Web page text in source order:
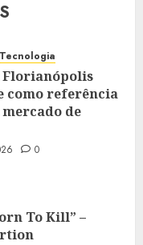
Tecnologia
Florianópolis
como referência
de
0
To Kill” –